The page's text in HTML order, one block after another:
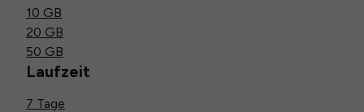
10 GB
20 GB
50 GB
Laufzeit
7 Tage